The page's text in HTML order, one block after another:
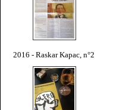
2016 - Raskar Kapac, n°2